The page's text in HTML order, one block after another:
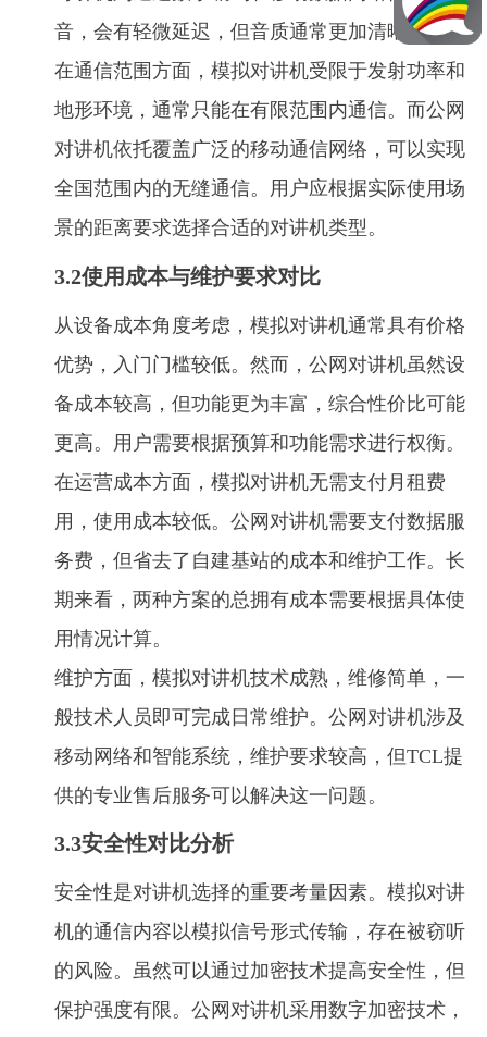
音，会有轻微延迟，但音质通常更加清晰稳定。
在通信范围方面，模拟对讲机受限于发射功率和
地形环境，通常只能在有限范围内通信。而公网
对讲机依托覆盖广泛的移动通信网络，可以实现
全国范围内的无缝通信。用户应根据实际使用场
景的距离要求选择合适的对讲机类型。
3.2使用成本与维护要求对比
从设备成本角度考虑，模拟对讲机通常具有价格
优势，入门门槛较低。然而，公网对讲机虽然设
备成本较高，但功能更为丰富，综合性价比可能
更高。用户需要根据预算和功能需求进行权衡。
在运营成本方面，模拟对讲机无需支付月租费
用，使用成本较低。公网对讲机需要支付数据服
务费，但省去了自建基站的成本和维护工作。长
期来看，两种方案的总拥有成本需要根据具体使
用情况计算。
维护方面，模拟对讲机技术成熟，维修简单，一
般技术人员即可完成日常维护。公网对讲机涉及
移动网络和智能系统，维护要求较高，但TCL提
供的专业售后服务可以解决这一问题。
3.3安全性对比分析
安全性是对讲机选择的重要考量因素。模拟对讲
机的通信内容以模拟信号形式传输，存在被窃听
的风险。虽然可以通过加密技术提高安全性，但
保护强度有限。公网对讲机采用数字加密技术，